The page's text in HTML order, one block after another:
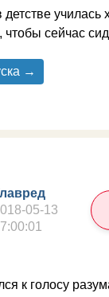
училась
чтобы сейчас
→
05-13
к голосу